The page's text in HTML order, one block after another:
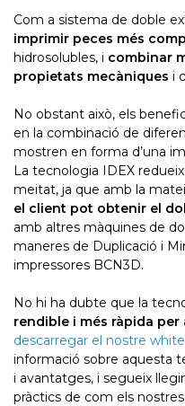
Com a sistema de doble
imprimir peces més
hidrosolubles, i combinar
propietats mecàniques i
No obstant això, els
en la combinació de
mostren en forma d’una
La tecnologia IDEX
meitat, ja que amb la
el client pot obtenir el
amb altres màquines de
maneres de Duplicació i
impressores BCN3D.
No hi ha dubte que la
rendible i més ràpida
descarregar el nostre
informació sobre aquesta
i avantatges, i segueix
pràctics de com els